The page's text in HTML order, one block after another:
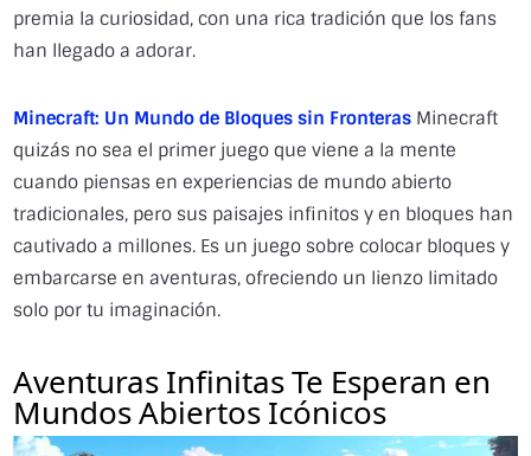
premia la curiosidad, con una rica tradición que los fans
han llegado a adorar.
Minecraft: Un Mundo de Bloques sin Fronteras Minecraft
quizás no sea el primer juego que viene a la mente
cuando piensas en experiencias de mundo abierto
tradicionales, pero sus paisajes infinitos y en bloques han
cautivado a millones. Es un juego sobre colocar bloques y
embarcarse en aventuras, ofreciendo un lienzo limitado
solo por tu imaginación.
Aventuras Infinitas Te Esperan en
Mundos Abiertos Icónicos